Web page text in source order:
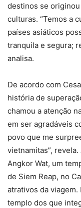
destinos se
culturas. “Temos a
países asiáticos
tranquila e segura;
analisa.
De acordo com
história de
chamou a atenção
em ser agradáveis
povo que me
vietnamitas”,
Angkor Wat, um
de Siem Reap, no
atrativos da viagem.
templo dos que